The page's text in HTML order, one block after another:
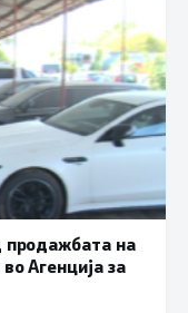
продажбата на
Агенција за